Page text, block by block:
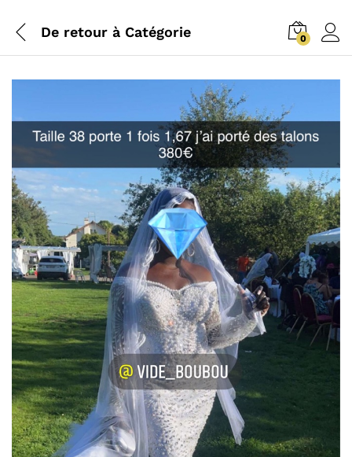
De retour à Catégorie 0